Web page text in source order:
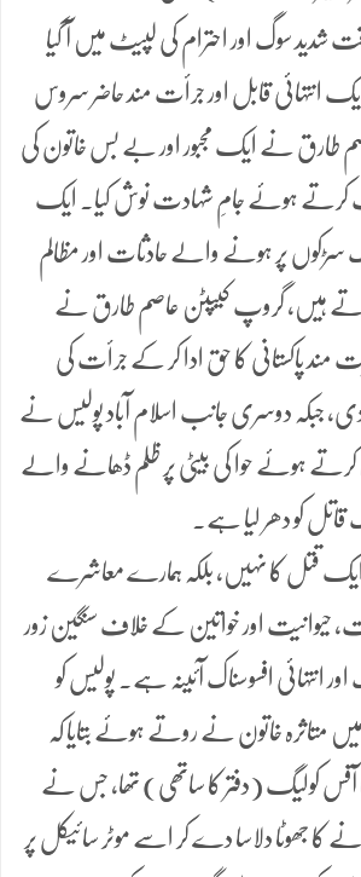
شدید سوگ اور احترام کی لپیٹ میں آ گیا
انتہائی قابل اور جرأت مند حاضر سروس
طارق نے ایک مجبور اور بے بس خاتون کی
کرتے ہوئے جامِ شہادت نوش کیا۔ ایک
سڑکوں پر ہونے والے حادثات اور مظالم
جاتے ہیں، گروپ کیپٹن عاصم طارق نے
مند پاکستانی کا حق ادا کر کے جرأت کی
دی، جبکہ دوسری جانب اسلام آباد پولیس نے
کرتے ہوئے حوا کی بیٹی پر ظلم ڈھانے والے
کو دھر لیا ہے۔
ایک قتل کا نہیں، بلکہ ہمارے معاشرے
حیوانیت اور خواتین کے خلاف سنگین زور
انتہائی افسوسناک آئینہ ہے۔ پولیس کو
متاثرہ خاتون نے روتے ہوئے بتایا کہ
آفس کولیگ (دفتر کا ساتھی) تھا، جس نے
کا جھوٹا دلاسا دے کر اسے موٹر سائیکل پر